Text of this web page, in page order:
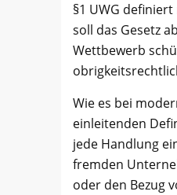
§1 UWG
soll das Gesetz
Wettbewerb
Wie es bei
einleitenden
jede Handlung
fremden
oder den Bezug